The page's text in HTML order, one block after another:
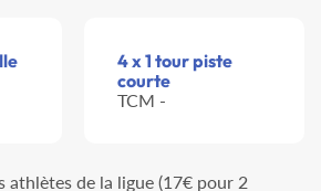
4 x 1 tour piste
courte
TCM -
athlètes de la ligue (17€ pour 2